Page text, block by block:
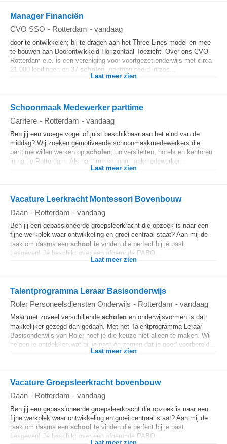
Manager Financiën
CVO SSO - Rotterdam - vandaag
door te ontwikkelen; bij te dragen aan het Three Lines-model en mee
te bouwen aan Doorontwikkeld Horizontaal Toezicht. Over ons CVO
Rotterdam e.o. is een vereniging voor voortgezet onderwijs met circa
21.000 leerlingen en 37 scholen , georganiseerd in zes...
Laat meer zien
Schoonmaak Medewerker parttime
Carriere - Rotterdam - vandaag
Ben jij een vroege vogel of juist beschikbaar aan het eind van de
middag? Wij zoeken gemotiveerde schoonmaakmedewerkers die
parttime willen werken op scholen, universiteiten, hotels en kantoren
in hartje Rotterdam. Als parttime schoonmaakmedewerker...
Laat meer zien
Vacature Leerkracht Montessori Bovenbouw
Daan - Rotterdam - vandaag
Ben jij een gepassioneerde groepsleerkracht die opzoek is naar een
fijne werkplek waar ontwikkeling en groei centraal staat? Aan mij de
taak om daarna een school te vinden die perfect bij je past.
Lesgeven! Je beschikt over een afgeronde PABO...
Laat meer zien
Talentprogramma Leraar Basisonderwijs
Roler Personeelsdiensten Onderwijs - Rotterdam - vandaag
Maar met zoveel verschillende scholen en onderwijsvormen is dat
makkelijker gezegd dan gedaan. Met het Talentprogramma Leraar
Basisonderwijs van Roler hoef je die keuze niet alleen te maken. Wij
helpen je ontdekken wat bij je past én zorgen dat je goed voorbereid...
Laat meer zien
Vacature Groepsleerkracht bovenbouw
Daan - Rotterdam - vandaag
Ben jij een gepassioneerde groepsleerkracht die opzoek is naar een
fijne werkplek waar ontwikkeling en groei centraal staat? Aan mij de
taak om daarna een school te vinden die perfect bij je past.
Lesgeven! Je beschikt over een afgeronde PABO...